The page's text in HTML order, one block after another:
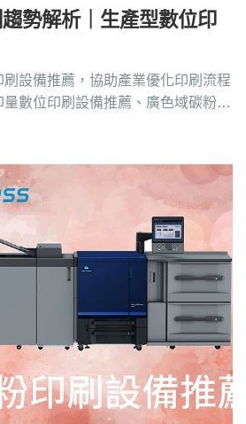
勢解析｜生產型數位印
設備推薦，協助產業優化印刷流程
數位印刷設備推薦、廣色域碳粉、